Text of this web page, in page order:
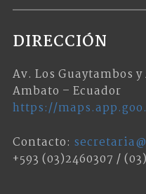
DIRECCIÓN
Av. Los Guaytambos
Ambato – Ecuador
https://
Contacto:
+593 (03)2460307 /